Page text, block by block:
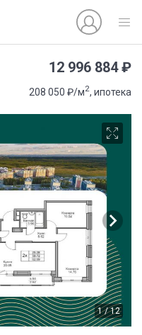
12 996 884 ₽
208 050 ₽/м2, ипотека
1 / 12